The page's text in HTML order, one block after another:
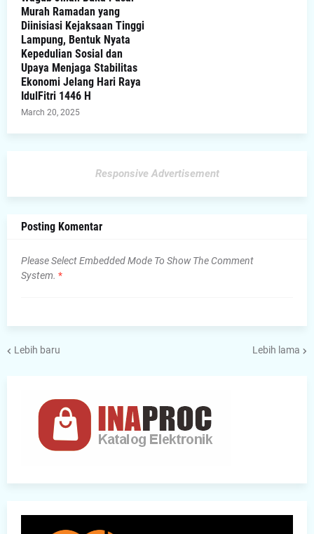
Murah Ramadan yang
Diinisiasi Kejaksaan Tinggi
Lampung, Bentuk Nyata
Kepedulian Sosial dan
Upaya Menjaga Stabilitas
Ekonomi Jelang Hari Raya
IdulFitri 1446 H
March 20, 2025
Responsive Advertisement
Posting Komentar
Please Select Embedded Mode To Show The Comment
System. *
Lebih baru Lebih lama